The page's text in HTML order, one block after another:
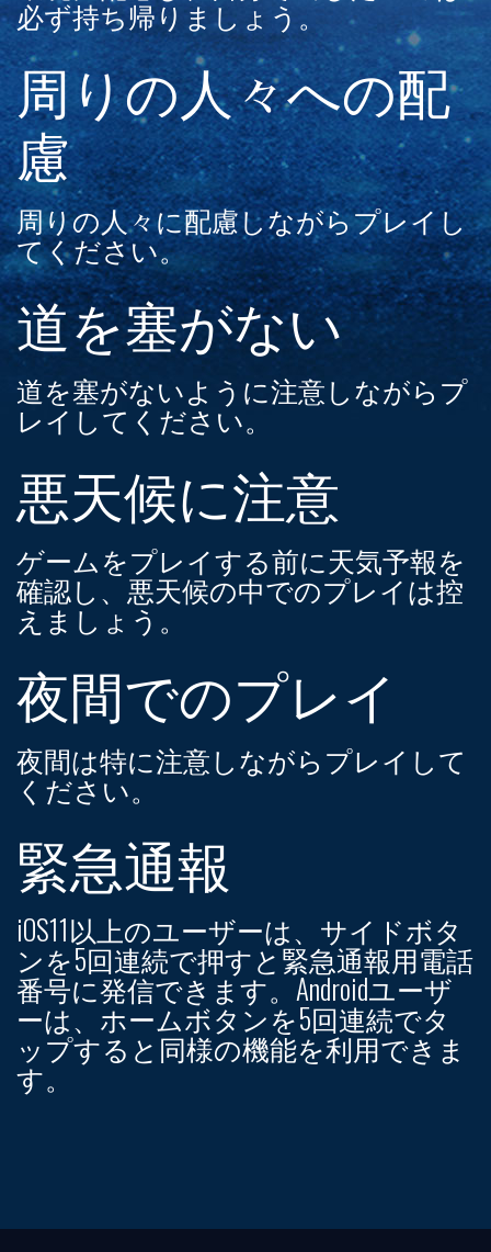
必ず持ち帰りましょう。
周りの人々への配
慮
周りの人々に配慮しながらプレイし
てください。
道を塞がない
道を塞がないように注意しながらプ
レイしてください。
悪天候に注意
ゲームをプレイする前に天気予報を
確認し、悪天候の中でのプレイは控
えましょう。
夜間でのプレイ
夜間は特に注意しながらプレイして
ください。
緊急通報
iOS11以上のユーザーは、サイドボタ
ンを5回連続で押すと緊急通報用電話
番号に発信できます。Androidユーザ
ーは、ホームボタンを5回連続でタ
ップすると同様の機能を利用できま
す。